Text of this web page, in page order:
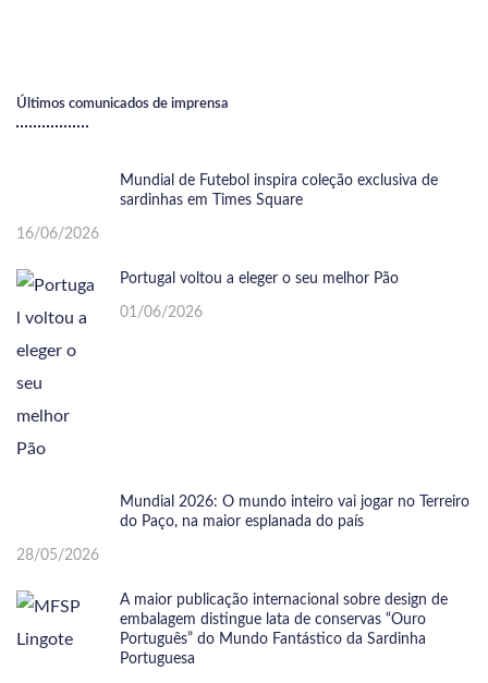
Últimos comunicados de imprensa
Mundial de Futebol inspira coleção exclusiva de
sardinhas em Times Square
16/06/2026
Portugal voltou a eleger o seu melhor Pão
01/06/2026
Mundial 2026: O mundo inteiro vai jogar no Terreiro
do Paço, na maior esplanada do país
28/05/2026
A maior publicação internacional sobre design de
embalagem distingue lata de conservas “Ouro
Português” do Mundo Fantástico da Sardinha
Portuguesa